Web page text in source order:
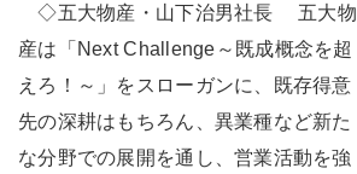
◇五大物産・山下治男社長 五大物
産は「Next Challenge～既成概念を超
えろ！～」をスローガンに、既存得意
先の深耕はもちろん、異業種など新た
な分野での展開を通し、営業活動を強